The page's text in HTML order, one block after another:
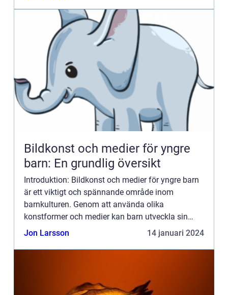
Bildkonst och medier för yngre
barn: En grundlig översikt
Introduktion: Bildkonst och medier för yngre barn
är ett viktigt och spännande område inom
barnkulturen. Genom att använda olika
konstformer och medier kan barn utveckla sin
kreativitet, förmåga att tolka och kommunicera
Jon Larsson 14 januari 2024